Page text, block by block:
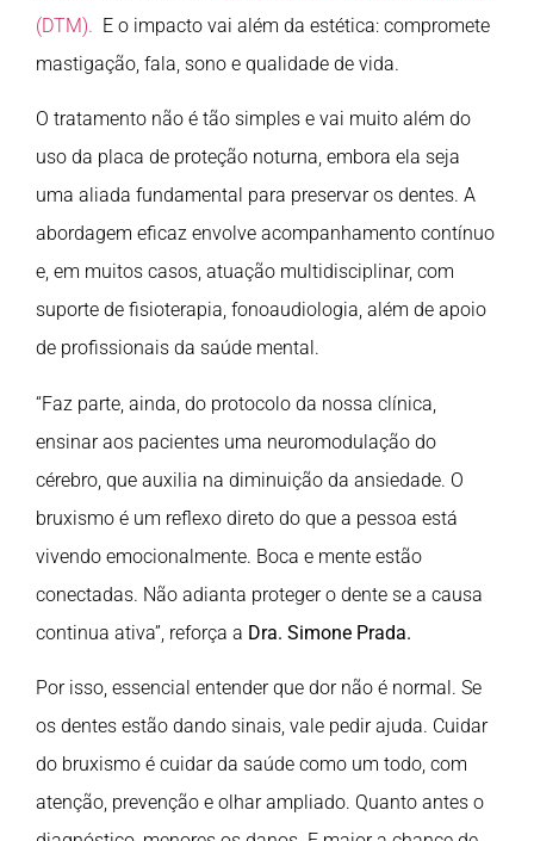
(DTM). E o impacto vai além da estética: compromete
mastigação, fala, sono e qualidade de vida.
O tratamento não é tão simples e vai muito além do
uso da placa de proteção noturna, embora ela seja
uma aliada fundamental para preservar os dentes. A
abordagem eficaz envolve acompanhamento contínuo
e, em muitos casos, atuação multidisciplinar, com
suporte de fisioterapia, fonoaudiologia, além de apoio
de profissionais da saúde mental.
“Faz parte, ainda, do protocolo da nossa clínica,
ensinar aos pacientes uma neuromodulação do
cérebro, que auxilia na diminuição da ansiedade. O
bruxismo é um reflexo direto do que a pessoa está
vivendo emocionalmente. Boca e mente estão
conectadas. Não adianta proteger o dente se a causa
continua ativa”, reforça a Dra. Simone Prada.
Por isso, essencial entender que dor não é normal. Se
os dentes estão dando sinais, vale pedir ajuda. Cuidar
do bruxismo é cuidar da saúde como um todo, com
atenção, prevenção e olhar ampliado. Quanto antes o